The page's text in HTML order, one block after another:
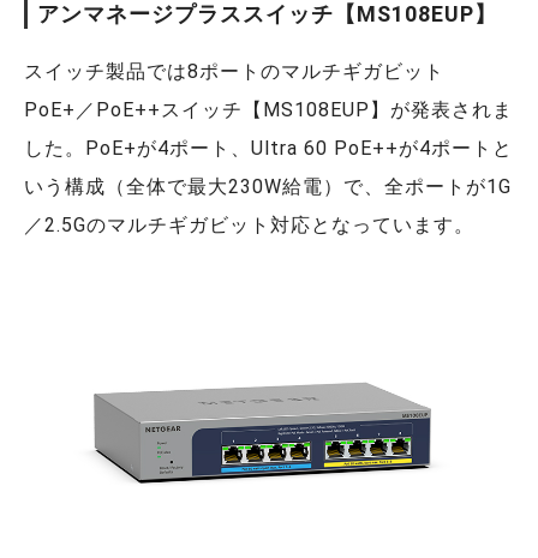
アンマネージプラススイッチ【MS108EUP】
スイッチ製品では8ポートのマルチギガビット
PoE+／PoE++スイッチ【MS108EUP】が発表されま
した。PoE+が4ポート、Ultra 60 PoE++が4ポートと
いう構成（全体で最大230W給電）で、全ポートが1G
／2.5Gのマルチギガビット対応となっています。